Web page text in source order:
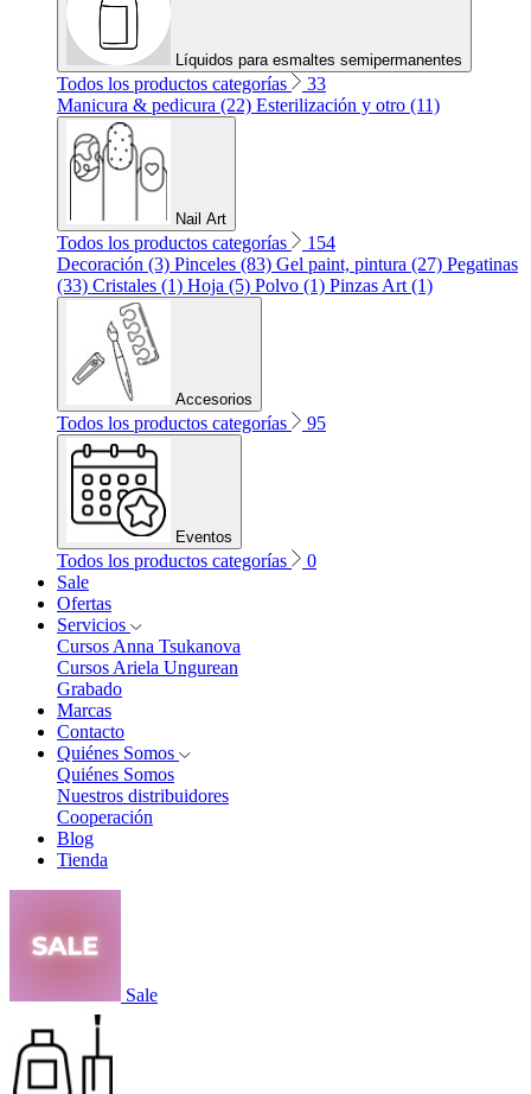
Líquidos para esmaltes semipermanentes
Todos los productos categorías
33
Manicura & pedicura (22) Esterilización y otro (11)
Nail Art
Todos los productos categorías
154
Decoración (3) Pinceles (83) Gel paint, pintura (27) Pegatinas
(33) Cristales (1) Hoja (5) Polvo (1) Pinzas Art (1)
Accesorios
Todos los productos categorías 95
Eventos
Todos los productos categorías
0
Sale
Ofertas
Servicios
Cursos Anna Tsukanova
Cursos Ariela Ungurean
Grabado
Marcas
Contacto
Quiénes Somos
Quiénes Somos
Nuestros distribuidores
Cooperación
Blog
Tienda
Sale